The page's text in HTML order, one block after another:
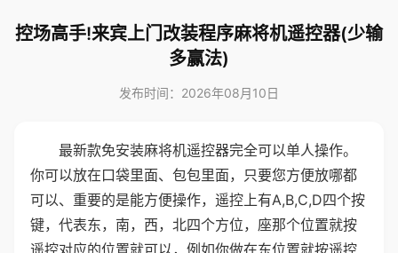
控场高手!来宾上门改装程序麻将机遥控器(少输
多赢法)
发布时间：2026年08月10日
最新款免安装麻将机遥控器完全可以单人操作。
你可以放在口袋里面、包包里面，只要您方便放哪都
可以、重要的是能方便操作，遥控上有A,B,C,D四个按
键，代表东，南，西，北四个方位，座那个位置就按
遥控对应的位置就可以，例如你做在东位置就按遥控